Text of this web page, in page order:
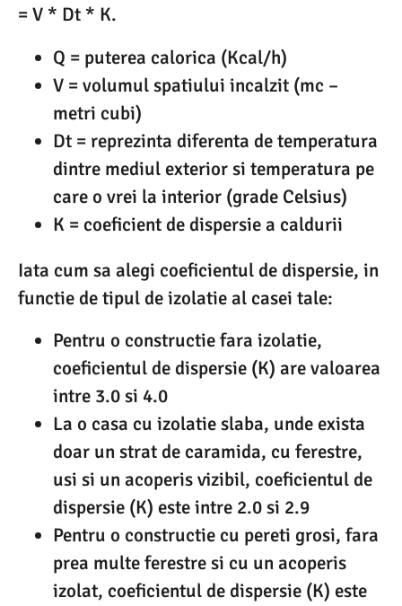
= V * Dt * K.
Q = puterea calorica (Kcal/h)
V = volumul spatiului incalzit (mc –
metri cubi)
Dt = reprezinta diferenta de temperatura
dintre mediul exterior si temperatura pe
care o vrei la interior (grade Celsius)
K = coeficient de dispersie a caldurii
Iata cum sa alegi coeficientul de dispersie, in
functie de tipul de izolatie al casei tale:
Pentru o constructie fara izolatie,
coeficientul de dispersie (K) are valoarea
intre 3.0 si 4.0
La o casa cu izolatie slaba, unde exista
doar un strat de caramida, cu ferestre,
usi si un acoperis vizibil, coeficientul de
dispersie (K) este intre 2.0 si 2.9
Pentru o constructie cu pereti grosi, fara
prea multe ferestre si cu un acoperis
izolat, coeficientul de dispersie (K) este